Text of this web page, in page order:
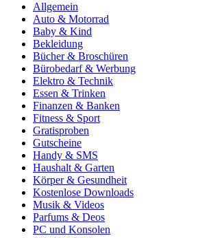
Allgemein
Auto & Motorrad
Baby & Kind
Bekleidung
Bücher & Broschüren
Bürobedarf & Werbung
Elektro & Technik
Essen & Trinken
Finanzen & Banken
Fitness & Sport
Gratisproben
Gutscheine
Handy & SMS
Haushalt & Garten
Körper & Gesundheit
Kostenlose Downloads
Musik & Videos
Parfums & Deos
PC und Konsolen